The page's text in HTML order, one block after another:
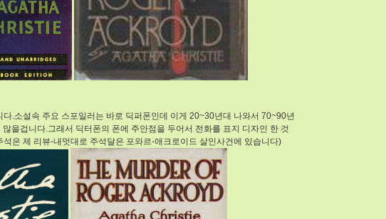
.소설속 주요 스포일러는 바로 딕퍼폰인데 이게 20~30년대 나와서 70~90년
을겁니다.그래서 딕터폰의 폰에 주안점을 두어서 전화를 표지 디자인 한 것
석은 제 리뷰-내멋대로 주석달은 포와르-애크로이드 살인사건에 있습니다)